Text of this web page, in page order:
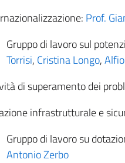
Prof.
Gruppo di lavoro sul
Torrisi, Cristina Longo,
di superamento dei
infrastrutturale e
Gruppo di lavoro su
Antonio Zerbo